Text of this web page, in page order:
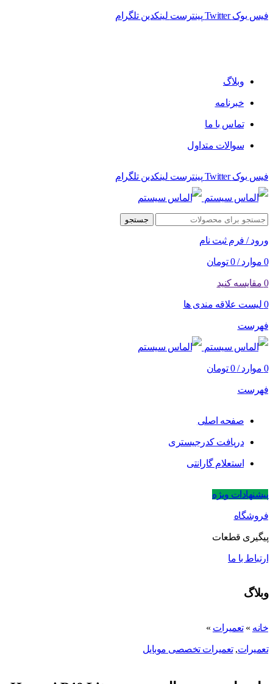
فیس بوک Twitter پینترست لینکدین تلگرام
وبلاگ
خبرنامه
تماس با ما
سوالات متداول
فیس بوک Twitter پینترست لینکدین تلگرام
جستجو
ورود / فرم ثبت نام
0 موارد /
0 تومان
0 مقایسه کنید
0 لیست علاقه مندی ها
فهرست
0 موارد /
0 تومان
فهرست
صفحه اصلی
دریافت کدرجیستری
استعلام گارانتی
پیشنهادات ویژه
فروشگاه
پیگیری قطعات
ارتباط با ما
وبلاگ
خانه »تعمیرات »
تعمیرات,تعمیرات تخصصی موبایل